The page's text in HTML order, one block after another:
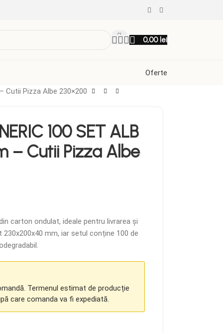
0,00 lei
Oferte
Cutii Pizza Albe 230×200
100 SET ALB
– Cutii Pizza Albe
carton ondulat, ideale pentru livrarea și
mm, iar setul conține 100 de
Termenul estimat de producție
care comanda va fi expediată.